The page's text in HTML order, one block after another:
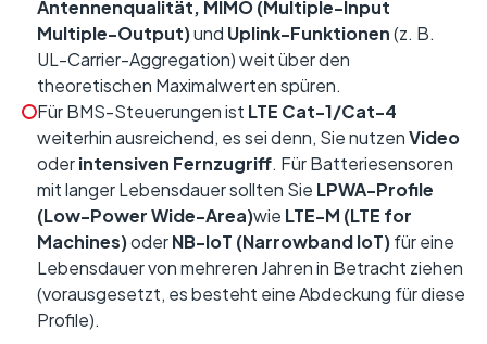
Antennenqualität, MIMO (Multiple-Input
Multiple-Output)und Uplink-Funktionen(z. B.
UL-Carrier-Aggregation) weit über den
theoretischen Maximalwerten spüren.
Für BMS-Steuerungen ist LTE Cat-1/Cat-4
weiterhin ausreichend, es sei denn, Sie nutzenVideo
oderintensiven Fernzugriff. Für Batteriesensoren
mit langer Lebensdauer sollten Sie LPWA-Profile
(Low-Power Wide-Area)wie LTE-M (LTE for
Machines)oderNB-IoT (Narrowband IoT)für eine
Lebensdauer von mehreren Jahren in Betracht ziehen
(vorausgesetzt, es besteht eine Abdeckung für diese
Profile).